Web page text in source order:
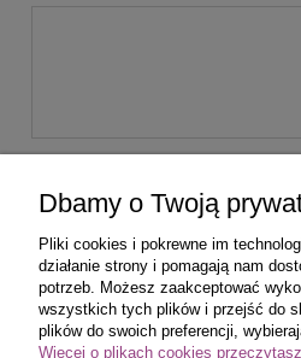
Dbamy o Twoją
Pliki cookies i pokrewne im
działanie strony i pomagają nam
potrzeb. Możesz zaakceptować
wszystkich tych plików i przejść do
plików do swoich preferencji,
Więcej o plikach cookies